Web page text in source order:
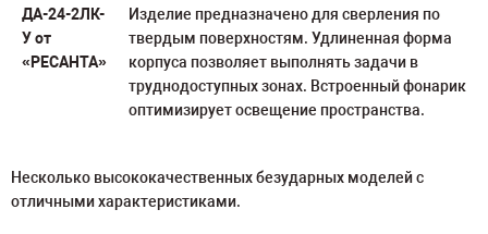
ДА-24-2ЛК-
У от
«РЕСАНТА»
Изделие предназначено для сверления по
твердым поверхностям. Удлиненная форма
корпуса позволяет выполнять задачи в
труднодоступных зонах. Встроенный фонарик
оптимизирует освещение пространства.
Несколько высококачественных безударных моделей с
отличными характеристиками.